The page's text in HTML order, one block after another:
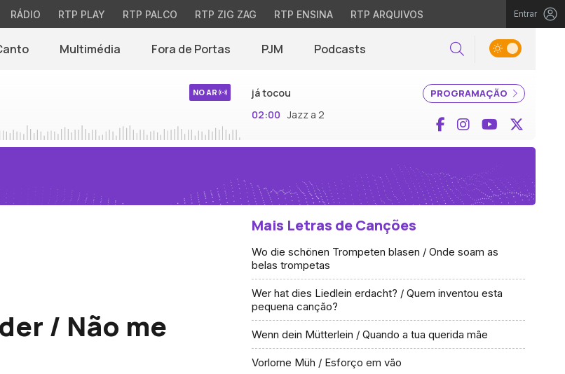
RÁDIO RTP PLAY RTP PALCO RTP ZIG ZAG RTP ENSINA RTP ARQUIVOS Entrar
Multimédia Fora de Portas PJM Podcasts Pesquisar
NO AR PROGRAMAÇÃO
já tocou
02:00 Jazz a 2 Facebook
InstagramYouTube
/ Não me
Mais Letras de Canções
Wo die schönen Trompeten blasen / Onde soam as
belas trompetas
Wer hat dies Liedlein erdacht? / Quem inventou esta
pequena canção?
Wenn dein Mütterlein / Quando a tua querida mãe
Vorlorne Müh / Esforço em vão